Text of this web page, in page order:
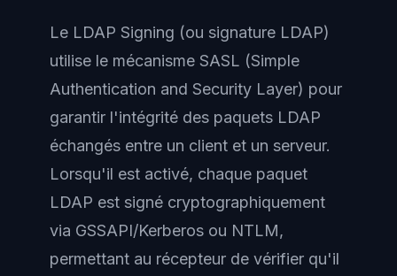
Le LDAP Signing (ou signature LDAP)
utilise le mécanisme SASL (Simple
Authentication and Security Layer) pour
garantir l'intégrité des paquets LDAP
échangés entre un client et un serveur.
Lorsqu'il est activé, chaque paquet
LDAP est signé cryptographiquement
via GSSAPI/Kerberos ou NTLM,
permettant au récepteur de vérifier qu'il